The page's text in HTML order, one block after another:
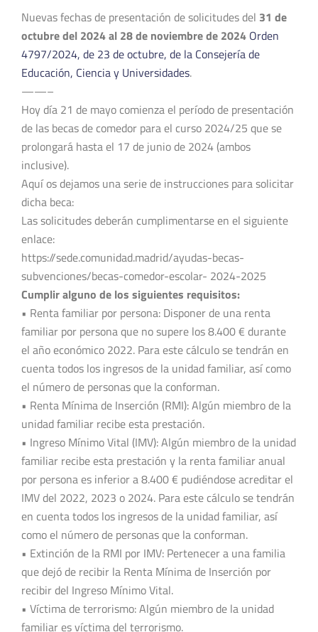
Nuevas fechas de presentación de solicitudes del 31 de
octubre del 2024 al 28 de noviembre de 2024 Orden
4797/2024, de 23 de octubre, de la Consejería de
Educación, Ciencia y Universidades.
——–
Hoy día 21 de mayo comienza el período de presentación
de las becas de comedor para el curso 2024/25 que se
prolongará hasta el 17 de junio de 2024 (ambos
inclusive).
Aquí os dejamos una serie de instrucciones para solicitar
dicha beca:
Las solicitudes deberán cumplimentarse en el siguiente
enlace:
https://sede.comunidad.madrid/ayudas-becas-
subvenciones/becas-comedor-escolar- 2024-2025
Cumplir alguno de los siguientes requisitos:
• Renta familiar por persona: Disponer de una renta
familiar por persona que no supere los 8.400 € durante
el año económico 2022. Para este cálculo se tendrán en
cuenta todos los ingresos de la unidad familiar, así como
el número de personas que la conforman.
• Renta Mínima de Inserción (RMI): Algún miembro de la
unidad familiar recibe esta prestación.
• Ingreso Mínimo Vital (IMV): Algún miembro de la unidad
familiar recibe esta prestación y la renta familiar anual
por persona es inferior a 8.400 € pudiéndose acreditar el
IMV del 2022, 2023 o 2024. Para este cálculo se tendrán
en cuenta todos los ingresos de la unidad familiar, así
como el número de personas que la conforman.
• Extinción de la RMI por IMV: Pertenecer a una familia
que dejó de recibir la Renta Mínima de Inserción por
recibir del Ingreso Mínimo Vital.
• Víctima de terrorismo: Algún miembro de la unidad
familiar es víctima del terrorismo.